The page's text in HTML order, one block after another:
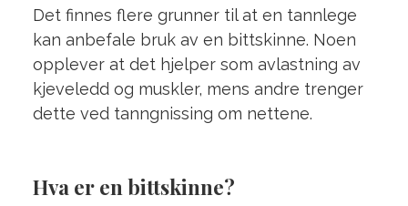
Det finnes flere grunner til at en tannlege
kan anbefale bruk av en bittskinne. Noen
opplever at det hjelper som avlastning av
kjeveledd og muskler, mens andre trenger
dette ved tanngnissing om nettene.
Hva er en bittskinne?